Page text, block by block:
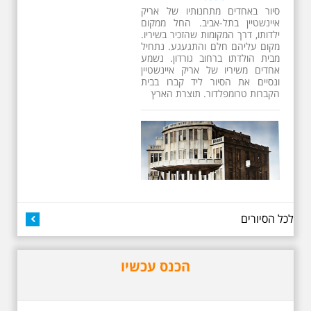
שנות העשרים והשלושים. הבנייה
האקלקטית והסגנון הבינלאומי שאפיין
את רחובות ביאליק ואידלסון כשכל
החברה הגבוהה התל אביבית
והארצישראלית ביקשה לגור בסמיכות
למשורר הלאומי. נדבר על המבנים,
בית ביאליק, בית ראובן, מלון סקורה,
בית קרוסל, קפה נגה המשפחות
25.6.2025 ליל חמישי
בשעה 19:30 –לכבוד
"הלילה לבן" - "באוהאוס
בלילה" -בעקבות
תל אביב וההתפתחות של
לכל הסיורים
הכנס עכשיו